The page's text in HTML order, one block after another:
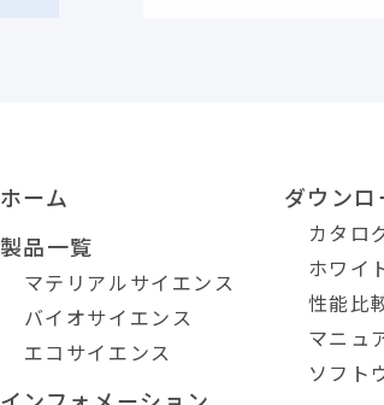
ホーム
製品一覧
マテリアルサイエンス
バイオサイエンス
エコサイエンス
ダウン
カタロ
ホワイ
性能比
マニュ
ソフト